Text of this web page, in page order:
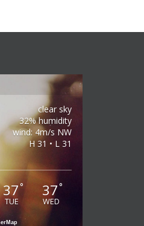
clear sky
32% humidity
wind: 4m/s NW
H 31 • L 31
37°
TUE
37°
WED